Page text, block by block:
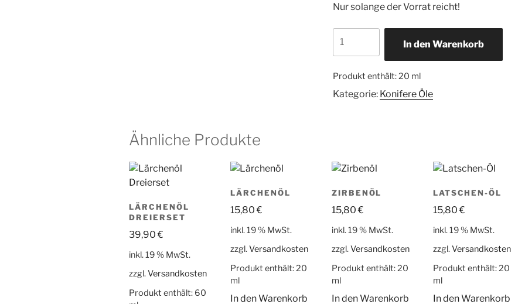
Nur solange der Vorrat reicht!
&
Tannenbaum
Set
Menge
In den Warenkorb
Produkt enthält: 20 ml
Kategorie: Konifere Öle
Ähnliche Produkte
LÄRCHENÖL
DREIERSET
39,90€
inkl. 19 % MwSt.
zzgl.Versandkosten
Produkt enthält: 60
LÄRCHENÖL
15,80€
inkl. 19 % MwSt.
zzgl.Versandkosten
Produkt enthält: 20
ml
In den Warenkorb
ZIRBENÖL
15,80€
inkl. 19 % MwSt.
zzgl.Versandkosten
Produkt enthält: 20
ml
In den Warenkorb
LATSCHEN-ÖL
15,80€
inkl. 19 % MwSt.
zzgl.Versandkosten
Produkt enthält: 20
ml
In den Warenkorb